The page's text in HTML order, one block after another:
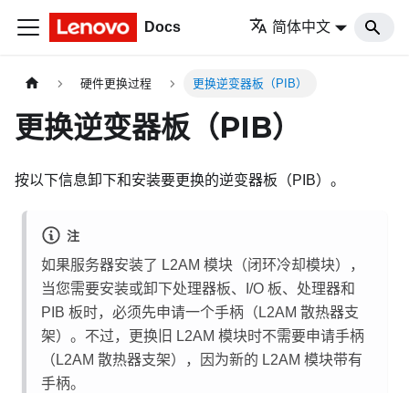
Docs 简体中文
硬件更换过程 更换逆变器板（PIB）
更换逆变器板（PIB）
按以下信息卸下和安装要更换的逆变器板（PIB）。
注
如果服务器安装了 L2AM 模块（闭环冷却模块），
当您需要安装或卸下处理器板、I/O 板、处理器和
PIB 板时，必须先申请一个手柄（L2AM 散热器支
架）。不过，更换旧 L2AM 模块时不需要申请手柄
（L2AM 散热器支架），因为新的 L2AM 模块带有
手柄。